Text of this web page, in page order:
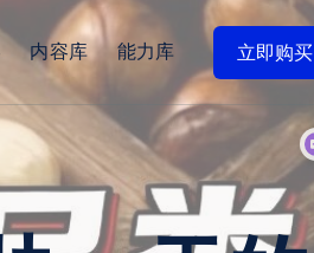
内容库 能力库 立即购买